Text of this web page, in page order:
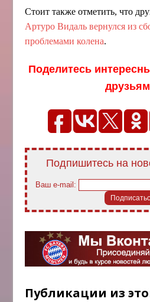
Стоит также отметить, что
Артуро Видаль вернулся из
проблемами колена.
Поделитесь
Подпишитесь на
Ваш e-mail:
Публикации из